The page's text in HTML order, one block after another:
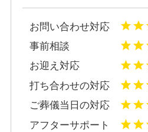
お問い合わせ対応
事前相談
お迎え対応
打ち合わせの対応
ご葬儀当日の対応
アフターサポート